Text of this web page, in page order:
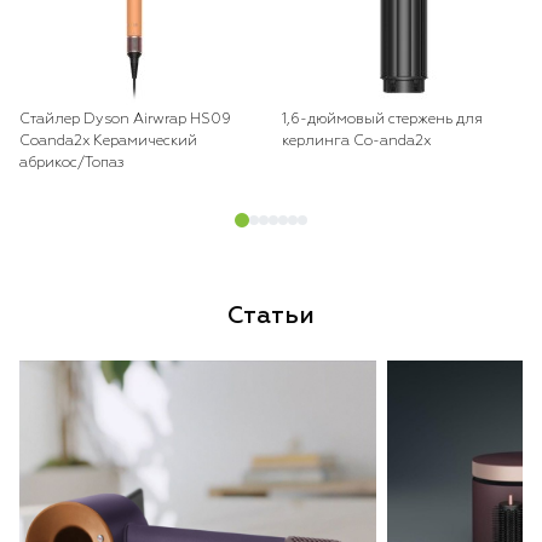
Стайлер Dyson Airwrap HS09
Coanda2x Керамический
абрикос/Топаз
1,6-дюймовый стержень для
керлинга Co-anda2x
Статьи